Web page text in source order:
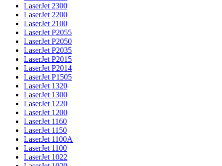
LaserJet 2300
LaserJet 2200
LaserJet 2100
LaserJet P2055
LaserJet P2050
LaserJet P2035
LaserJet P2015
LaserJet P2014
LaserJet P1505
LaserJet 1320
LaserJet 1300
LaserJet 1220
LaserJet 1200
LaserJet 1160
LaserJet 1150
LaserJet 1100A
LaserJet 1100
LaserJet 1022